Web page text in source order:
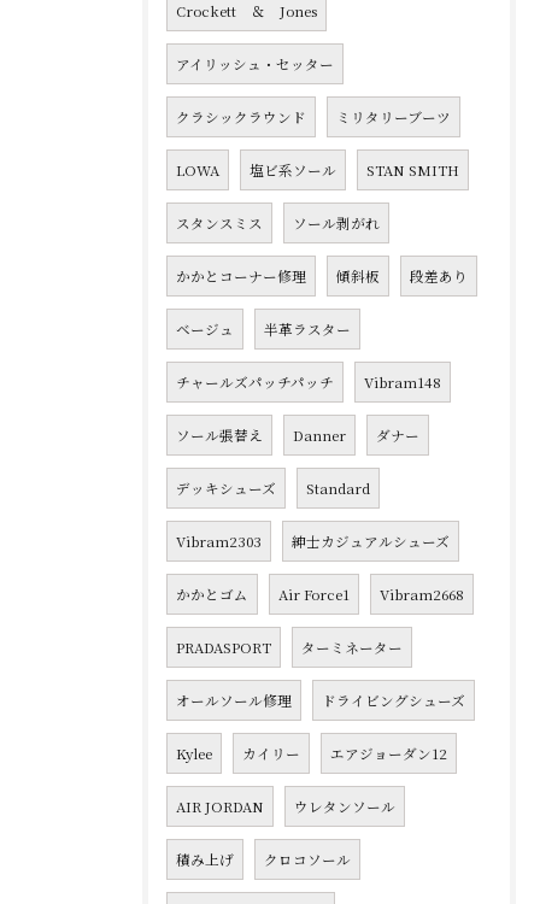
Crockett ＆ Jones
アイリッシュ・セッター
クラシックラウンド ミリタリーブーツ
LOWA 塩ビ系ソール STAN SMITH
スタンスミス ソール剥がれ
かかとコーナー修理 傾斜板 段差あり
ベージュ 半革ラスター
チャールズパッチパッチ Vibram148
ソール張替え Danner ダナー
デッキシューズ Standard
Vibram2303 紳士カジュアルシューズ
かかとゴム Air Force1 Vibram2668
PRADASPORT ターミネーター
オールソール修理 ドライビングシューズ
Kylee カイリー エアジョーダン12
AIR JORDAN ウレタンソール
積み上げ クロコソール